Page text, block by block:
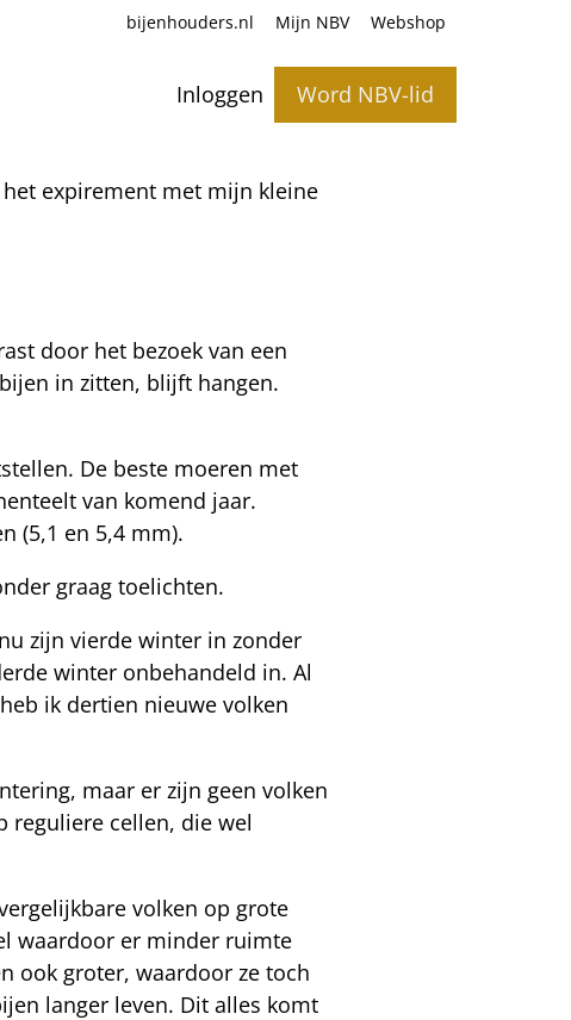
Inloggen Word NBV-lid
bijenhouders.nl Mijn NBV Webshop
expirement met mijn kleine
door het bezoek van een
in zitten, blijft hangen.
De beste moeren met
van komend jaar.
(5,1 en 5,4 mm).
graag toelichten.
zijn vierde winter in zonder
winter onbehandeld in. Al
ik dertien nieuwe volken
maar er zijn geen volken
reguliere cellen, die wel
volken op grote
waardoor er minder ruimte
ook groter, waardoor ze toch
langer leven. Dit alles komt